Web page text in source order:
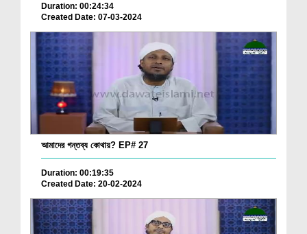
Duration: 00:24:34
Created Date: 07-03-2024
আমাদের গন্তব্য কোথায়? EP# 27
Duration: 00:19:35
Created Date: 20-02-2024